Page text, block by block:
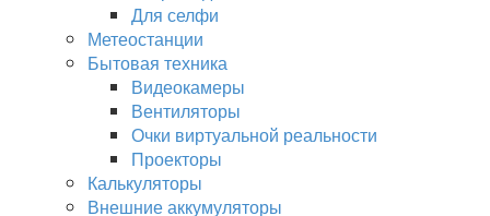
Для селфи
Метеостанции
Бытовая техника
Видеокамеры
Вентиляторы
Очки виртуальной реальности
Проекторы
Калькуляторы
Внешние аккумуляторы